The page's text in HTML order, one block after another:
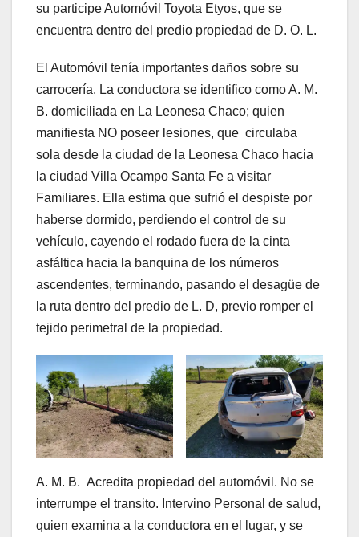
su participe Automóvil Toyota Etyos, que se
encuentra dentro del predio propiedad de D. O. L.
El Automóvil tenía importantes daños sobre su
carrocería. La conductora se identifico como A. M.
B. domiciliada en La Leonesa Chaco; quien
manifiesta NO poseer lesiones, que circulaba
sola desde la ciudad de la Leonesa Chaco hacia
la ciudad Villa Ocampo Santa Fe a visitar
Familiares. Ella estima que sufrió el despiste por
haberse dormido, perdiendo el control de su
vehículo, cayendo el rodado fuera de la cinta
asfáltica hacia la banquina de los números
ascendentes, terminando, pasando el desagüe de
la ruta dentro del predio de L. D, previo romper el
tejido perimetral de la propiedad.
A. M. B. Acredita propiedad del automóvil. No se
interrumpe el transito. Intervino Personal de salud,
quien examina a la conductora en el lugar, y se